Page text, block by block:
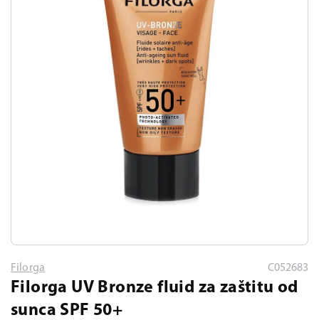
Filorga C052683
Filorga UV Bronze fluid za zaštitu od
sunca SPF 50+